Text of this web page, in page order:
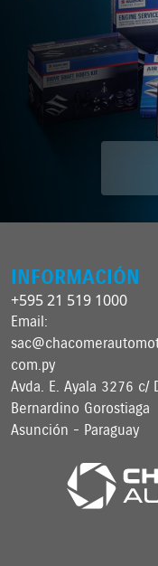
INFORMACIÓN
+595 21 519 1000
Email:
com.py
Avda. E. Ayala 3276 c/
Bernardino Gorostiaga
Asunción - Paraguay